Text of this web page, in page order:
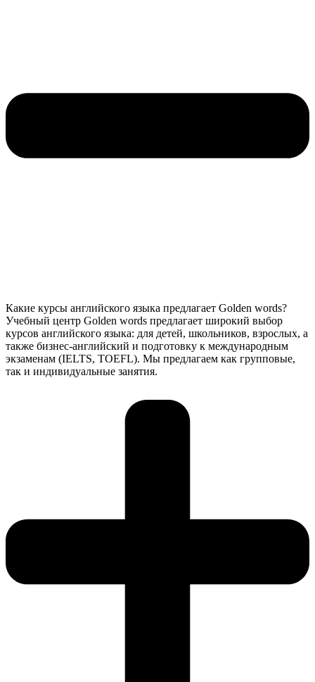
Какие курсы английского языка предлагает Golden words?
Учебный центр Golden words предлагает широкий выбор
курсов английского языка: для детей, школьников, взрослых, а
также бизнес-английский и подготовку к международным
экзаменам (IELTS, TOEFL). Мы предлагаем как групповые,
так и индивидуальные занятия.